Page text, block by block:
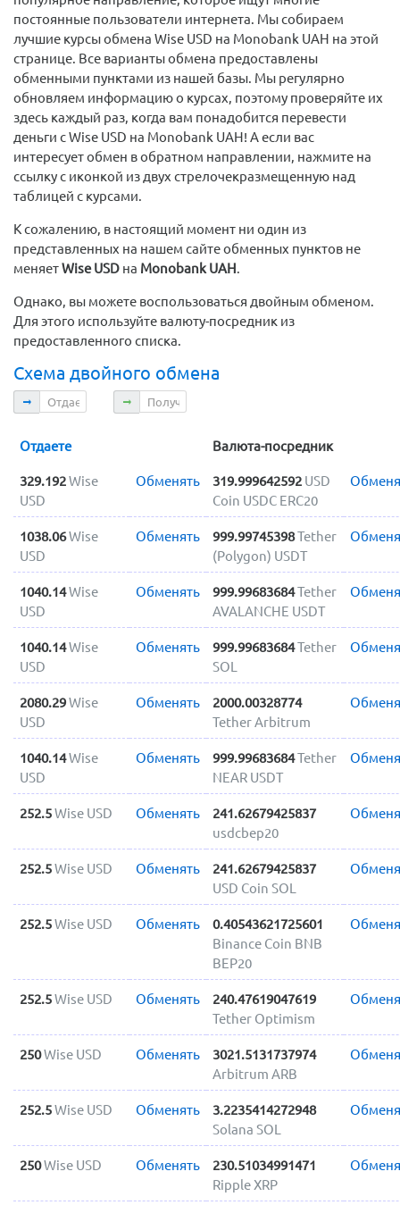
постоянные пользователи интернета. Мы собираем
лучшие курсы обмена Wise USD на Monobank UAH на этой
странице. Все варианты обмена предоставлены
обменными пунктами из нашей базы. Мы регулярно
обновляем информацию о курсах, поэтому проверяйте их
здесь каждый раз, когда вам понадобится перевести
деньги с Wise USD на Monobank UAH! А если вас
интересует обмен в обратном направлении, нажмите на
ссылку с иконкой из двух стрелочекразмещенную над
таблицей с курсами.
К сожалению, в настоящий момент ни один из
представленных на нашем сайте обменных пунктов не
меняетWise USD на Monobank UAH.
Однако, вы можете воспользоваться двойным обменом.
Для этого используйте валюту-посредник из
предоставленного списка.
Схема двойного обмена
Отдаете Получаете
Отдаете Валюта-посредник
329.192Wise
USD
Обменять 319.999642592 USD
Coin USDC ERC20
1038.06Wise
USD
Обменять 999.99745398Tether
(Polygon) USDT
1040.14Wise
USD
Обменять 999.99683684Tether
AVALANCHE USDT
1040.14Wise
USD
Обменять 999.99683684Tether
SOL
2080.29Wise
USD
Обменять
2000.00328774
Tether Arbitrum
1040.14Wise
USD
Обменять 999.99683684Tether
NEAR USDT
252.5Wise USD Обменять
241.62679425837
usdcbep20
252.5Wise USD Обменять
241.62679425837
USD Coin SOL
252.5Wise USD Обменять
0.40543621725601
Binance Coin BNB
BEP20
252.5Wise USD Обменять
240.47619047619
Tether Optimism
250Wise USD Обменять
3021.5131737974
Arbitrum ARB
252.5Wise USD Обменять
3.2235414272948
Solana SOL
250Wise USD Обменять
230.51034991471
Ripple XRP